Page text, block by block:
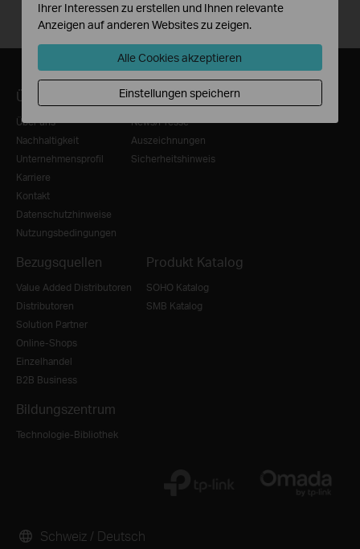
Über TP-Link
Über uns
Nachhaltigkeit
Unternehmensprofil
Karriere
Kontakt
Datenschutzhinweise
Nutzungsbedingungen
Informationen
News/Presse
Auszeichnungen
Sicherheitshinweis
Bezugsquellen
Value Added Distributoren
Distributoren
Solution Partner
Online-Shops
Einzelhandel
B2B Business
Produkt Katalog
SOHO Katalog
SMB Katalog
Bildungszentrum
Technologie-Bibliothek
Schweiz / Deutsch
Ihrer Interessen zu erstellen und Ihnen relevante
Anzeigen auf anderen Websites zu zeigen.
Alle Cookies akzeptieren
Einstellungen speichern